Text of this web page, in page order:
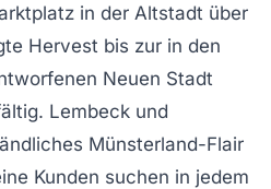
in der Altstadt über
Hervest bis zur in den
Neuen Stadt
Lembeck und
Münsterland-Flair
Kunden suchen in jedem